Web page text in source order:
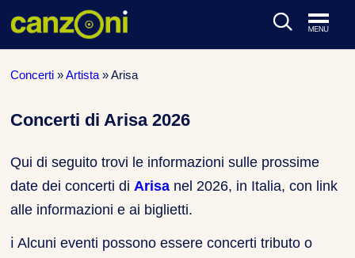
Concerti »Artista »Arisa
Concerti di Arisa 2026
Qui di seguito trovi le informazioni sulle prossime
date dei concerti di Arisa nel 2026, in Italia, con link
alle informazioni e ai biglietti.
ℹ️ Alcuni eventi possono essere concerti tributo o